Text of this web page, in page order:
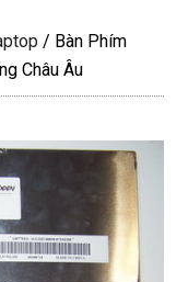
/ Bàn Phím
Châu Âu